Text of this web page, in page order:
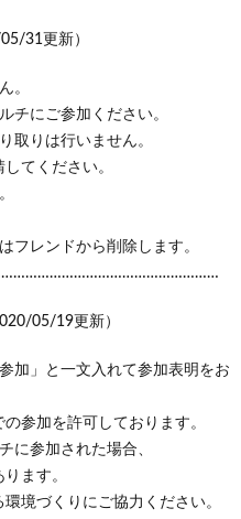
31更新）
。
チにご参加ください。
取りは行いません。
てください。
レンドから削除します。
05/19更新）
加」と一文入れて参加表明をお
参加を許可しております。
に参加された場合、
ます。
境づくりにご協力ください。